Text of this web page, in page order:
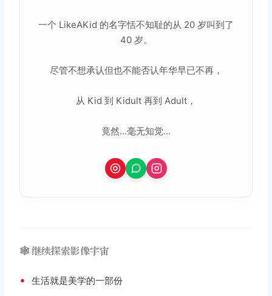
一个 LikeAKid 的名字恬不知耻的从 20 岁叫到了
40 岁。
尽管不想承认但也不能否认年华早已不再，
从 Kid 到 Kidult 再到 Adult，
竟然...毫无知觉...
🕸️ 继续探索影像宇宙
• 生活就是美学的一部份